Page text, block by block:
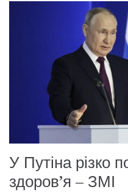
У Путіна різко
здоров’я – ЗМІ